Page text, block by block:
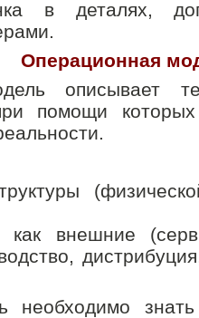
в деталях,
Операционная
описывает
помощи
внешние
необходимо